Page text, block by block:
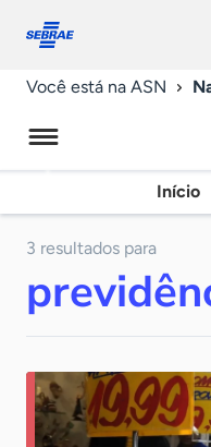
conosco
Você está na ASN
Início
3 resultados para